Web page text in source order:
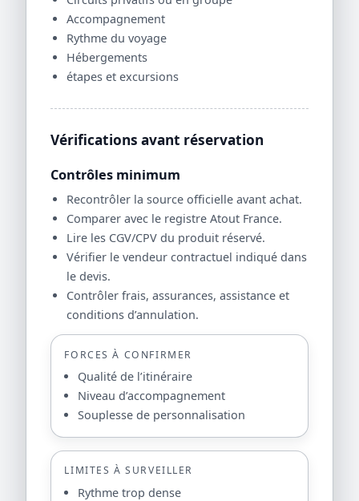
Accompagnement
Rythme du voyage
Hébergements
étapes et excursions
Vérifications avant réservation
Contrôles minimum
Recontrôler la source officielle avant achat.
Comparer avec le registre Atout France.
Lire les CGV/CPV du produit réservé.
Vérifier le vendeur contractuel indiqué dans
le devis.
Contrôler frais, assurances, assistance et
conditions d’annulation.
FORCES À CONFIRMER
Qualité de l’itinéraire
Niveau d’accompagnement
Souplesse de personnalisation
LIMITES À SURVEILLER
Rythme trop dense